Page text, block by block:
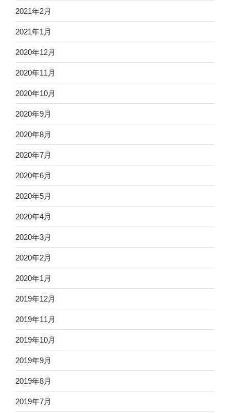
2021年2月
2021年1月
2020年12月
2020年11月
2020年10月
2020年9月
2020年8月
2020年7月
2020年6月
2020年5月
2020年4月
2020年3月
2020年2月
2020年1月
2019年12月
2019年11月
2019年10月
2019年9月
2019年8月
2019年7月